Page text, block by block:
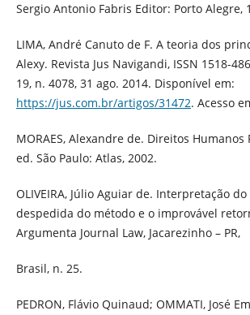
Sergio Antonio Fabris Editor: Porto Alegre,
LIMA, André Canuto de F. A teoria dos
Alexy. Revista Jus Navigandi, ISSN 1518-
19, n. 4078, 31 ago. 2014. Disponível em:
https://jus.com.br/artigos/31472. Acesso
MORAES, Alexandre de. Direitos
ed. São Paulo: Atlas, 2002.
OLIVEIRA, Júlio Aguiar de. Interpretação
despedida do método e o improvável
Argumenta Journal Law, Jacarezinho – PR,
Brasil, n. 25.
PEDRON, Flávio Quinaud; OMMATI, José